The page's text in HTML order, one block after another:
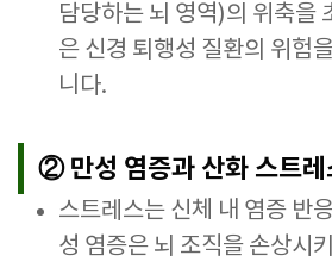
담당하는 뇌 영역)의 위축을
은 신경 퇴행성 질환의 위험
니다.
② 만성 염증과 산화 스트레
스트레스는 신체 내 염증 반
성 염증은 뇌 조직을 손상시